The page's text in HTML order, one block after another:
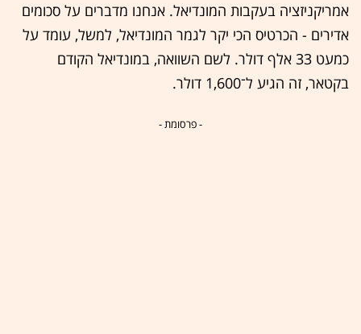
אמריקניזציה בעקבות המונדיאל. אנחנו מדברים על סכומים
אדירים - הכרטיס הכי יקר לגמר המונדיאל, למשל, עומד על
כמעט 33 אלף דולר. לשם השוואה, במונדיאל הקודם
בקטאר, זה הגיע ל־1,600 דולר.
- פרסומת -